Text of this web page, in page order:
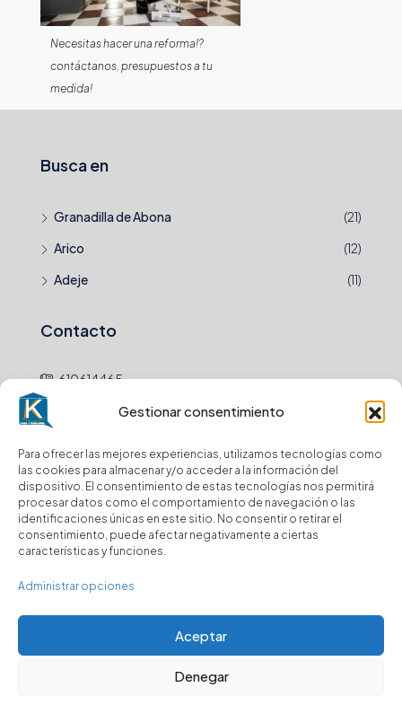
Gestionar consentimiento
Para ofrecer las mejores experiencias, utilizamos tecnologías como
las cookies para almacenar y/o acceder a la información del
dispositivo. El consentimiento de estas tecnologías nos permitirá
procesar datos como el comportamiento de navegación o las
identificaciones únicas en este sitio. No consentir o retirar el
consentimiento, puede afectar negativamente a ciertas
características y funciones.
Administrar opciones
Aceptar
Denegar
Necesitas hacer una reforma!?
contáctanos, presupuestos a tu
medida!
Busca en
Granadilla de Abona
(21)
Arico
(12)
Adeje
(11)
Contacto
610614465
Newsletter
Envio
Suscríbase a nuestro boletín para recibir
actualizaciones.
© Kasa y Hablamos - Todos los derechos reservados